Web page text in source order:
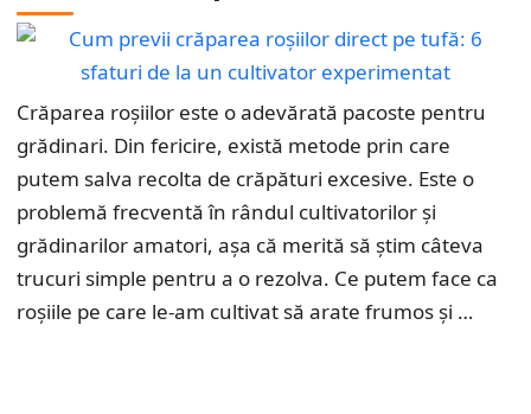
Crăparea roșiilor este o adevărată pacoste pentru
grădinari. Din fericire, există metode prin care
putem salva recolta de crăpături excesive. Este o
problemă frecventă în rândul cultivatorilor și
grădinarilor amatori, așa că merită să știm câteva
trucuri simple pentru a o rezolva. Ce putem face ca
roșiile pe care le-am cultivat să arate frumos și …